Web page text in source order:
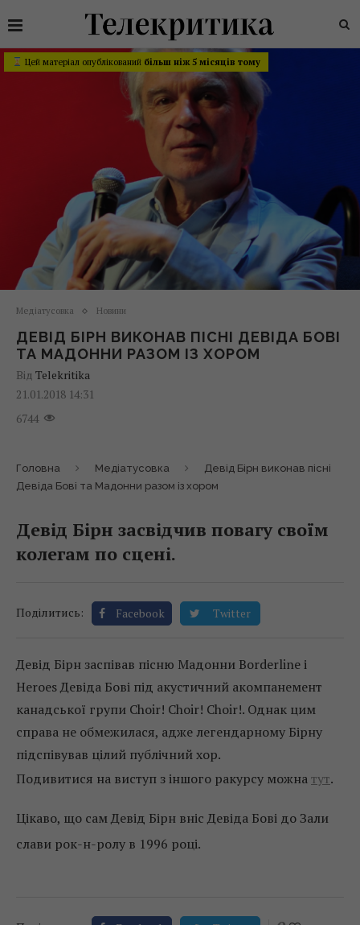
Цей матеріал опублікований більш ніж 5 місяців тому
Медіатусовка Новини
ДЕВІД БІРН ВИКОНАВ ПІСНІ ДЕВІДА БОВІ
ТА МАДОННИ РАЗОМ ІЗ ХОРОМ
Від Telekritika
21.01.2018 14:31
6744
Головна Медіатусовка
Девід Бірн виконав пісні
Девіда Бові та Мадонни разом із хором
Девід Бірн засвідчив повагу своїм
колегам по сцені.
Поділитись: Facebook Twitter
Девід Бірн заспівав пісню Мадонни Borderline і
Heroes Девіда Бові під акустичний акомпанемент
канадської групи Choir! Choir! Choir!. Однак цим
справа не обмежилася, адже легендарному Бірну
підспівував цілий публічний хор.
Подивитися на виступ з іншого ракурсу можнатут.
Цікаво, що сам Девід Бірн вніс Девіда Бові до Зали
слави рок-н-ролу в 1996 році.